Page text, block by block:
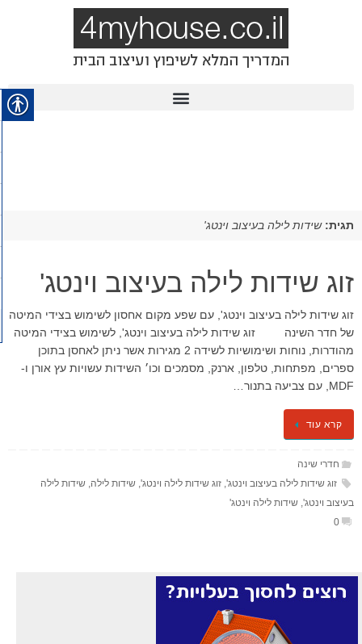
תגית:שידות לילה בעיצוב וינטג'
זוג שידות לילה בעיצוב וינטג'
זוג שידות לילה בעיצוב וינטג', עם שפע מקום אחסון לשימוש בצידי המיטה
של חדר השינה זוג שידות לילה בעיצוב וינטג', לשימוש בצידי המיטה
מהודרות, נוחות ושימושיות לשידה 2 מגירות אשר ניתן לאחסן בתוכן
ספרים, מפתחות, טלפון, ארנק, מסמכים וכו׳ השידות עשויות עץ אורן ו-
MDF, עם צביעה בתנור…
קרא עוד
חדרי שינה
זוג שידות לילה בעיצוב וינטג', זוג שידות לילה וינטג', שידות לילה שידות לילה
בעיצוב וינטג' שידות לילה וינטג'
0